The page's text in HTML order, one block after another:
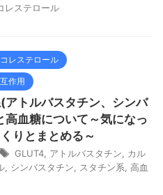
レステロール
レステロール
作用
アトルバスタチン、シンバ
高血糖について～気になっ
りとまとめる～
GLUT4 アトルバスタチン
カル
シンバスタチン スタチン系 高血